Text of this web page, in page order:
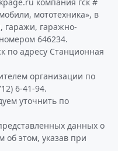
мототехника», в
гаражи, гаражно-
646234.
по адресу Станционная
организации по
6-41-94.
уточнить по
данных о
об этом, указав при